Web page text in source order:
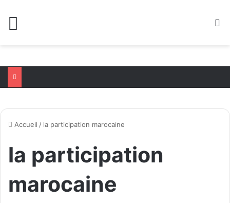
Accueil / la participation marocaine
la participation
marocaine